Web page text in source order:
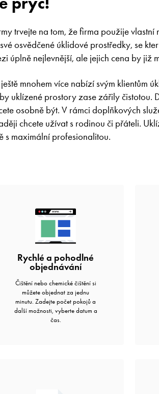
trvejte na tom, že firma použije vlastní
osvědčené úklidové prostředky, se
úplně nejlevnější, ale jejich cena by již
mnohem více nabízí svým klientům
uklízené prostory zase zářily čistotou.
osobně být. V rámci doplňkových
chcete užívat s rodinou či přáteli.
s maximální profesionalitou.
Rychlé a pohodlné
objednávání
Čištění nebo chemické čištění si
můžete objednat za jednu
minutu. Zadejte počet pokojů a
další možnosti, vyberte datum a
čas.